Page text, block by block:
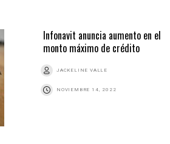
Infonavit anuncia aumento en el
monto máximo de crédito
JACKELINE VALLE
NOVIEMBRE 14, 2022